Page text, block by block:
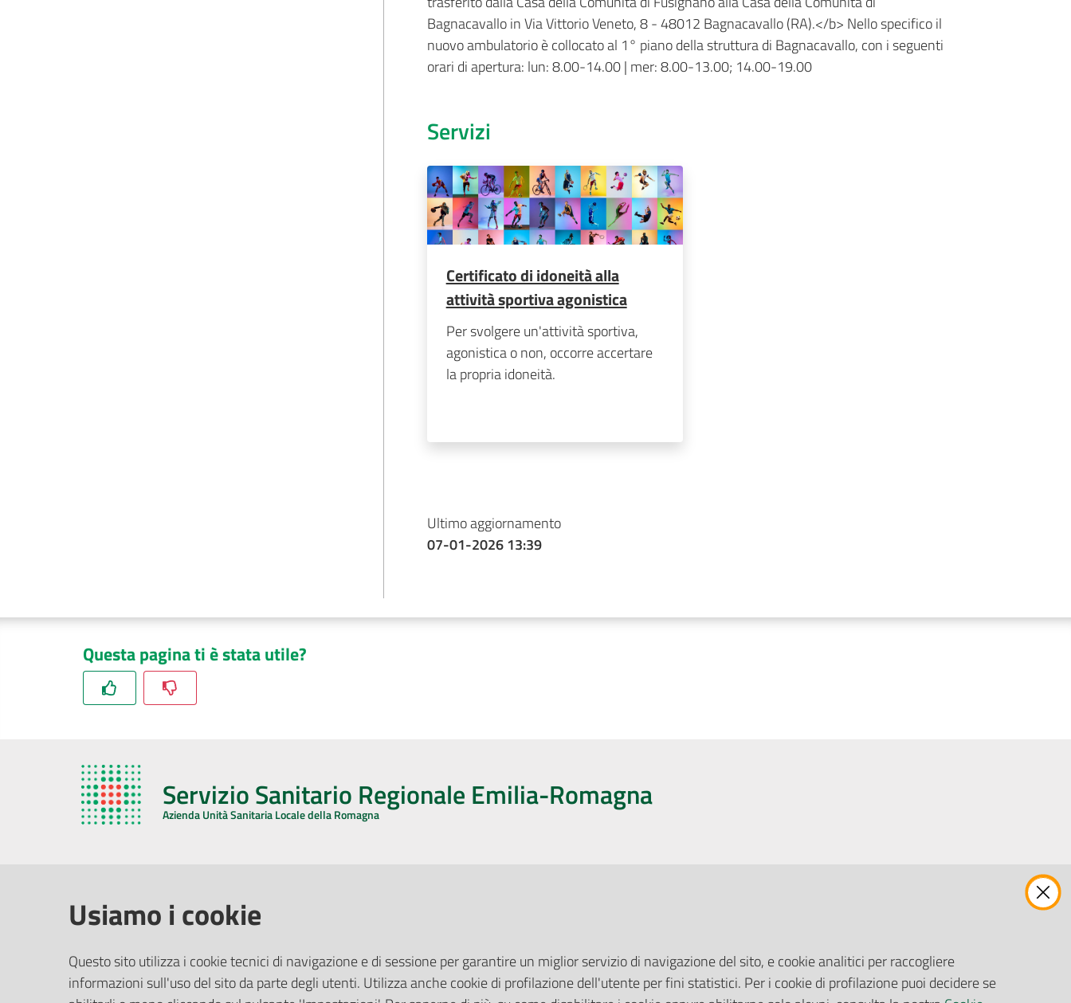
Bagnacavallo in Via Vittorio Veneto, 8 - 48012 Bagnacavallo (RA).</b> Nello specifico il
nuovo ambulatorio è collocato al 1° piano della struttura di Bagnacavallo, con i seguenti
orari di apertura: lun: 8.00-14.00 | mer: 8.00-13.00; 14.00-19.00
Servizi
Certificato di idoneità alla
attività sportiva agonistica
Per svolgere un'attività sportiva,
agonistica o non, occorre accertare
la propria idoneità.
Ultimo aggiornamento
07-01-2026 13:39
Questa pagina ti è stata utile?
Servizio Sanitario Regionale Emilia-Romagna
Azienda Unità Sanitaria Locale della Romagna
Via De Gasperi, 8 - 48121 Ravenna (RA)
CF/P.IVA:02483810392
Ufficio Relazioni con il Pubblico
Pubblicità legale
Albo Pretorio
Privacy Policy
Gare e Appalti
Richiesta Patrocinio
Usiamo i cookie
Questo sito utilizza i cookie tecnici di navigazione e di sessione per garantire un miglior servizio di navigazione del sito, e cookie analitici per raccogliere
informazioni sull'uso del sito da parte degli utenti. Utilizza anche cookie di profilazione dell'utente per fini statistici. Per i cookie di profilazione puoi decidere se